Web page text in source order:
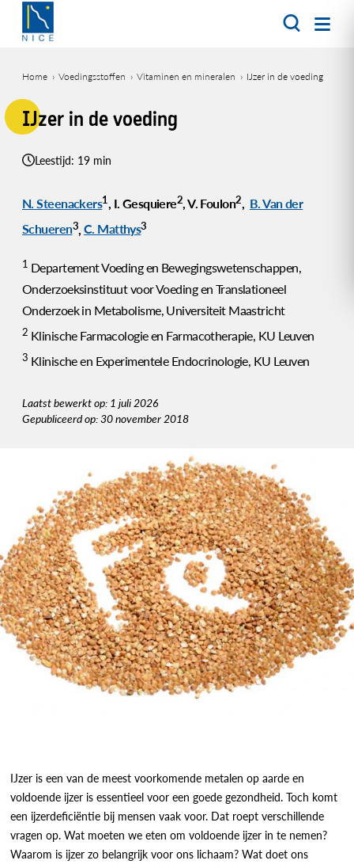
Overslaan
naar
inhoud
gaan
Home Voedingsstoffen Vitaminen en mineralen IJzer in de voeding
IJzer in de voeding
Leestijd: 19 min
N. Steenackers1, I. Gesquiere2, V. Foulon2, B. Van der
Schueren3,C. Matthys3
1 Departement Voeding en Bewegingswetenschappen,
Onderzoeksinstituut voor Voeding en Translationeel
Onderzoek in Metabolisme, Universiteit Maastricht
2 Klinische Farmacologie en Farmacotherapie, KU Leuven
3 Klinische en Experimentele Endocrinologie, KU Leuven
Laatst bewerkt op: 1 juli 2026
Gepubliceerd op: 30 november 2018
IJzer is een van de meest voorkomende metalen op aarde en
voldoende ijzer is essentieel voor een goede gezondheid. Toch komt
een ijzerdeficiëntie bij mensen vaak voor. Dat roept verschillende
vragen op. Wat moeten we eten om voldoende ijzer in te nemen?
Waarom is ijzer zo belangrijk voor ons lichaam? Wat doet ons